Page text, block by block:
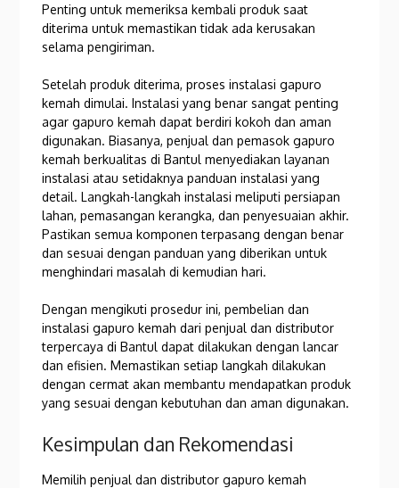
Penting untuk memeriksa kembali produk saat
diterima untuk memastikan tidak ada kerusakan
selama pengiriman.
Setelah produk diterima, proses instalasi gapuro
kemah dimulai. Instalasi yang benar sangat penting
agar gapuro kemah dapat berdiri kokoh dan aman
digunakan. Biasanya, penjual dan pemasok gapuro
kemah berkualitas di Bantul menyediakan layanan
instalasi atau setidaknya panduan instalasi yang
detail. Langkah-langkah instalasi meliputi persiapan
lahan, pemasangan kerangka, dan penyesuaian akhir.
Pastikan semua komponen terpasang dengan benar
dan sesuai dengan panduan yang diberikan untuk
menghindari masalah di kemudian hari.
Dengan mengikuti prosedur ini, pembelian dan
instalasi gapuro kemah dari penjual dan distributor
terpercaya di Bantul dapat dilakukan dengan lancar
dan efisien. Memastikan setiap langkah dilakukan
dengan cermat akan membantu mendapatkan produk
yang sesuai dengan kebutuhan dan aman digunakan.
Kesimpulan dan Rekomendasi
Memilih penjual dan distributor gapuro kemah